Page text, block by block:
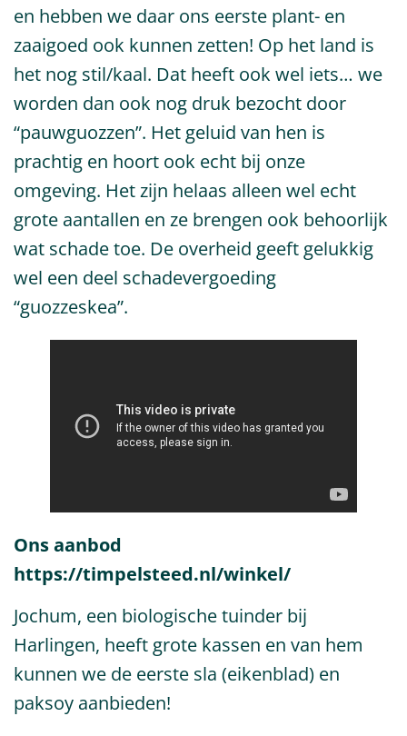
en hebben we daar ons eerste plant- en
zaaigoed ook kunnen zetten! Op het land is
het nog stil/kaal. Dat heeft ook wel iets… we
worden dan ook nog druk bezocht door
“pauwguozzen”. Het geluid van hen is
prachtig en hoort ook echt bij onze
omgeving. Het zijn helaas alleen wel echt
grote aantallen en ze brengen ook behoorlijk
wat schade toe. De overheid geeft gelukkig
wel een deel schadevergoeding
“guozzeskea”.
Ons aanbod
https://timpelsteed.nl/winkel/
Jochum, een biologische tuinder bij
Harlingen, heeft grote kassen en van hem
kunnen we de eerste sla (eikenblad) en
paksoy aanbieden!